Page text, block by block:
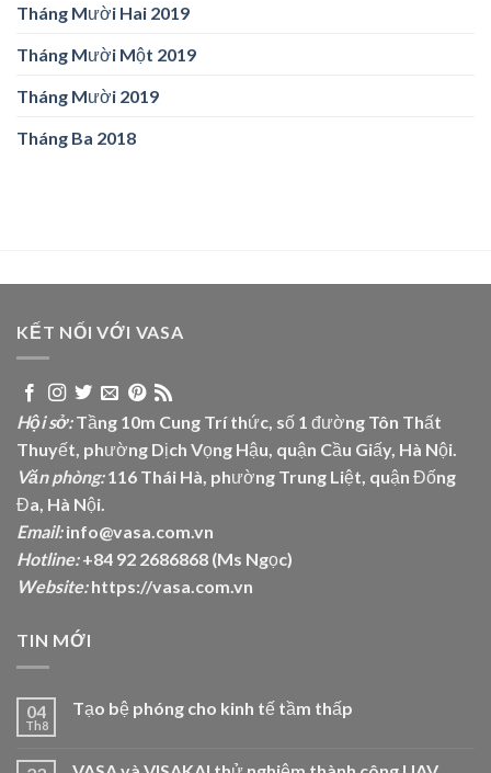
Tháng Mười Hai 2019
Tháng Mười Một 2019
Tháng Mười 2019
Tháng Ba 2018
KẾT NỐI VỚI VASA
Hội sở:Tầng 10m Cung Trí thức, số 1 đường Tôn Thất
Thuyết, phường Dịch Vọng Hậu, quận Cầu Giấy, Hà Nội.
Văn phòng:116 Thái Hà, phường Trung Liệt, quận Đống
Đa, Hà Nội.
Email:info@vasa.com.vn
Hotline:+84 92 2686868 (Ms Ngọc)
Website: https://vasa.com.vn
TIN MỚI
04
Th8
Tạo bệ phóng cho kinh tế tầm thấp